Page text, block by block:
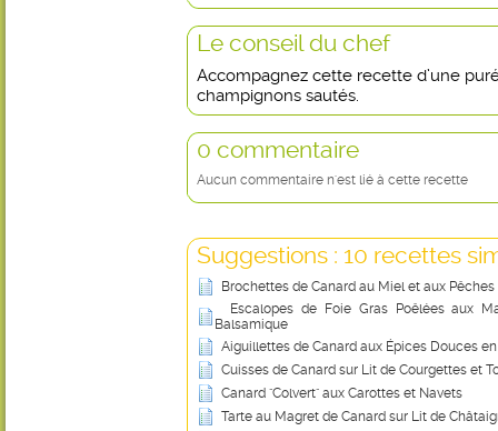
Le conseil du chef
Accompagnez cette recette d’une
champignons sautés.
0 commentaire
Aucun commentaire n'est lié à cette recette
Suggestions : 10 recettes
Brochettes de Canard au Miel et aux Pêches
Escalopes de Foie Gras Poêlées aux
Balsamique
Aiguillettes de Canard aux Épices Douces
Cuisses de Canard sur Lit de Courgettes et
Canard "Colvert" aux Carottes et Navets
Tarte au Magret de Canard sur Lit de